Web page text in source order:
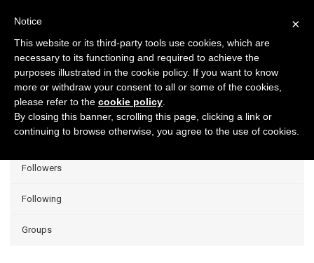
Projects
Group Projects
Liked
Followers
Following
Groups
×
Notice
This website or its third-party tools use cookies, which are
necessary to its functioning and required to achieve the
purposes illustrated in the cookie policy. If you want to know
more or withdraw your consent to all or some of the cookies,
please refer to the cookie policy
By closing this banner, scrolling this page, clicking a link or
continuing to browse otherwise, you agree to the use of cookies.